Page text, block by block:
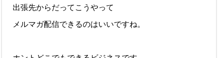
出張先からだってこうやって
メルマガ配信できるのはいいですね。